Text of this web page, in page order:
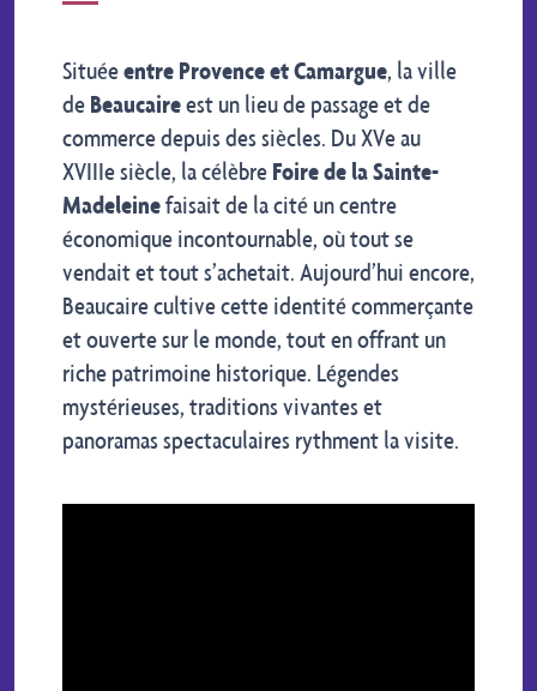
Situéeentre Provence et Camargue, la ville
de Beaucaireest un lieu de passage et de
commerce depuis des siècles. Du XVe au
XVIIIe siècle, la célèbre Foire de la Sainte-
Madeleinefaisait de la cité un centre
économique incontournable, où tout se
vendait et tout s’achetait. Aujourd’hui encore,
Beaucaire cultive cette identité commerçante
et ouverte sur le monde, tout en offrant un
riche patrimoine historique. Légendes
mystérieuses, traditions vivantes et
panoramas spectaculaires rythment la visite.